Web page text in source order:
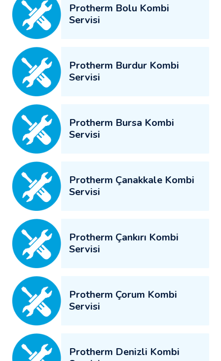
Protherm Bolu Kombi
Servisi
Protherm Burdur Kombi
Servisi
Protherm Bursa Kombi
Servisi
Protherm Çanakkale Kombi
Servisi
Protherm Çankırı Kombi
Servisi
Protherm Çorum Kombi
Servisi
Protherm Denizli Kombi